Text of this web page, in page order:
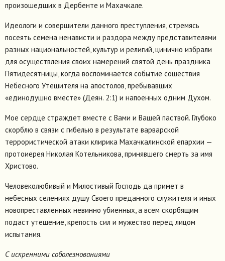
произошедших в Дербенте и Махачкале.
Идеологи и совершители данного преступления, стремясь
посеять семена ненависти и раздора между представителями
разных национальностей, культур и религий, цинично избрали
для осуществления своих намерений святой день праздника
Пятидесятницы, когда воспоминается событие сошествия
Небесного Утешителя на апостолов, пребывавших
«единодушно вместе» (Деян. 2:1) и напоенных одним Духом.
Мое сердце страждет вместе с Вами и Вашей паствой. Глубоко
скорблю в связи с гибелью в результате варварской
террористической атаки клирика Махачкалинской епархии —
протоиерея Николая Котельникова, принявшего смерть за имя
Христово.
Человеколюбивый и Милостивый Господь да примет в
небесных селениях душу Своего преданного служителя и иных
новопреставленных невинно убиенных, а всем скорбящим
подаст утешение, крепость сил и мужество перед лицом
испытания.
С искренними соболезнованиями